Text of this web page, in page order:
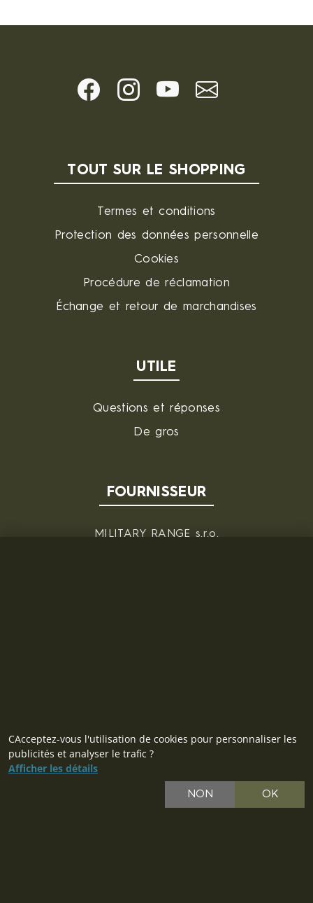
CAcceptez-vous l'utilisation de cookies pour personnaliser les
publicités et analyser le trafic ?
Afficher les détails
NON OK
TOUT SUR LE SHOPPING
Termes et conditions
Protection des données personnelle
Cookies
Procédure de réclamation
Échange et retour de marchandises
UTILE
Questions et réponses
De gros
FOURNISSEUR
MILITARY RANGE s.r.o.
SK